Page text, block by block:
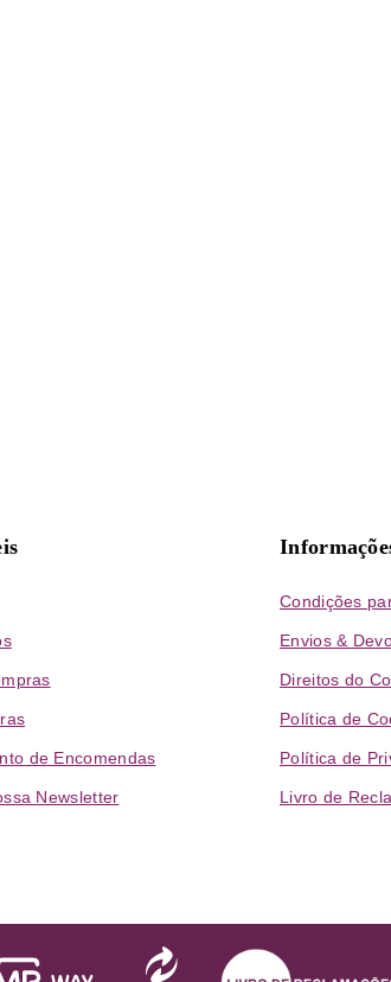
de Encomendas
Newsletter
Condições
Envios &
Direitos do
Política de
Política de
Livro de